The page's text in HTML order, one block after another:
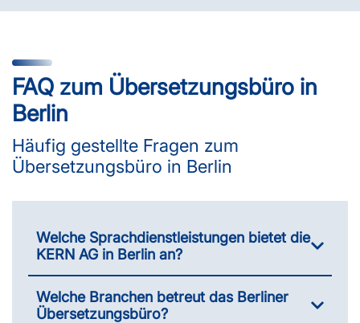
FAQ zum Übersetzungsbüro in
Berlin
Häufig gestellte Fragen zum
Übersetzungsbüro in Berlin
Welche Sprachdienstleistungen bietet die
KERN AG in Berlin an?
Welche Branchen betreut das Berliner
Übersetzungsbüro?